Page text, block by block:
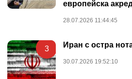
европейска
28.07.2026 11:44:45
3 Иран с остра
30.07.2026 19:52:10